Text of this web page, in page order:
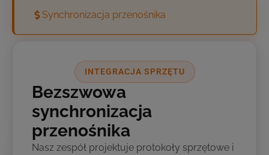
Synchronizacja przenośnika
INTEGRACJA SPRZĘTU
Bezszwowa
synchronizacja
przenośnika
Nasz zespół projektuje protokoły sprzętowe i